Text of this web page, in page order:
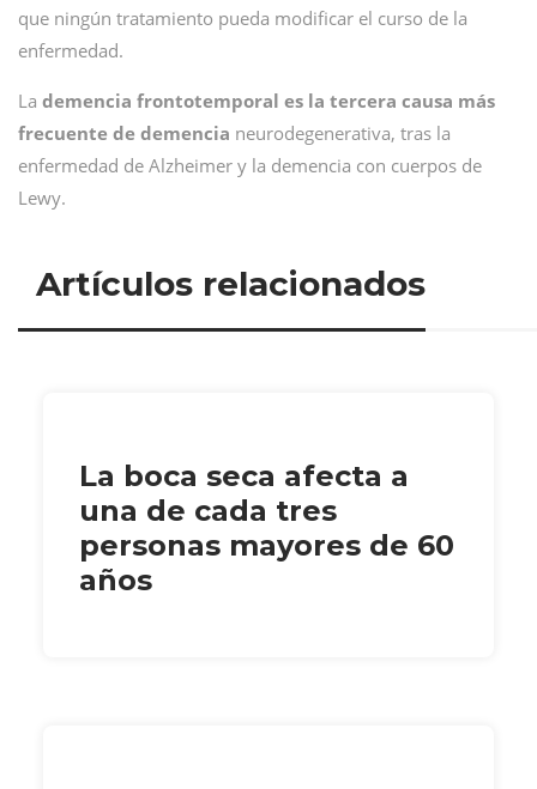
que ningún tratamiento pueda modificar el curso de la
enfermedad.
La demencia frontotemporal es la tercera causa más
frecuente de demencia neurodegenerativa, tras la
enfermedad de Alzheimer y la demencia con cuerpos de
Lewy.
Artículos relacionados
La boca seca afecta a
una de cada tres
personas mayores de 60
años